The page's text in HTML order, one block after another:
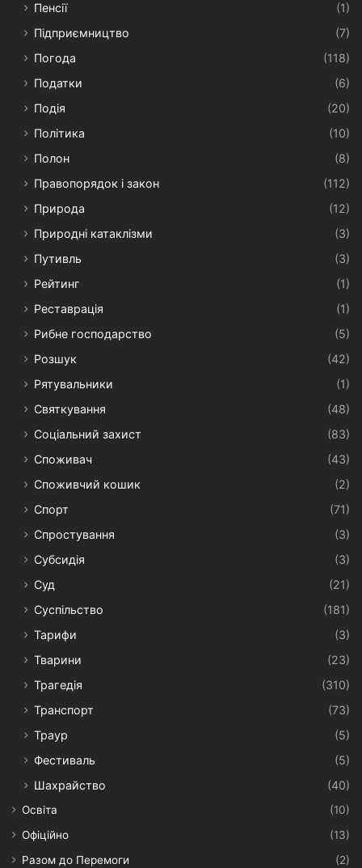
Пенсії
(1)
Підприємництво
(7)
Погода
(118)
Податки
(6)
Подія
(20)
Політика
(10)
Полон
(8)
Правопорядок і закон
(112)
Природа
(12)
Природні катаклізми
(3)
Путивль
(3)
Рейтинг
(1)
Реставрація
(1)
Рибне господарство
(5)
Розшук
(42)
Рятувальники
(1)
Святкування
(48)
Соціальний захист
(83)
Споживач
(43)
Споживчий кошик
(2)
Спорт
(71)
Спростування
(3)
Субсидія
(3)
Суд
(21)
Суспільство
(181)
Тарифи
(3)
Тварини
(23)
Трагедія
(310)
Транспорт
(73)
Траур
(5)
Фестиваль
(5)
Шахрайство
(40)
Освіта
(10)
Офіційно
(13)
Разом до Перемоги
(2)